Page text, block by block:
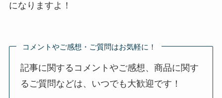
になりますよ！
コメントやご感想・ご質問はお気軽に！
記事に関するコメントやご感想、商品に関す
るご質問などは、いつでも大歓迎です！